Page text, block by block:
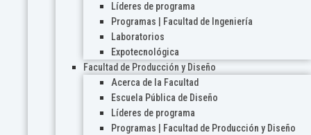
Líderes de programa
Programas | Facultad de Ingeniería
Laboratorios
Expotecnológica
Facultad de Producción y Diseño
Acerca de la Facultad
Escuela Pública de Diseño
Líderes de programa
Programas | Facultad de Producción y Diseño